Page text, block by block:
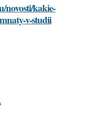
novosti/kakie-
v-studii